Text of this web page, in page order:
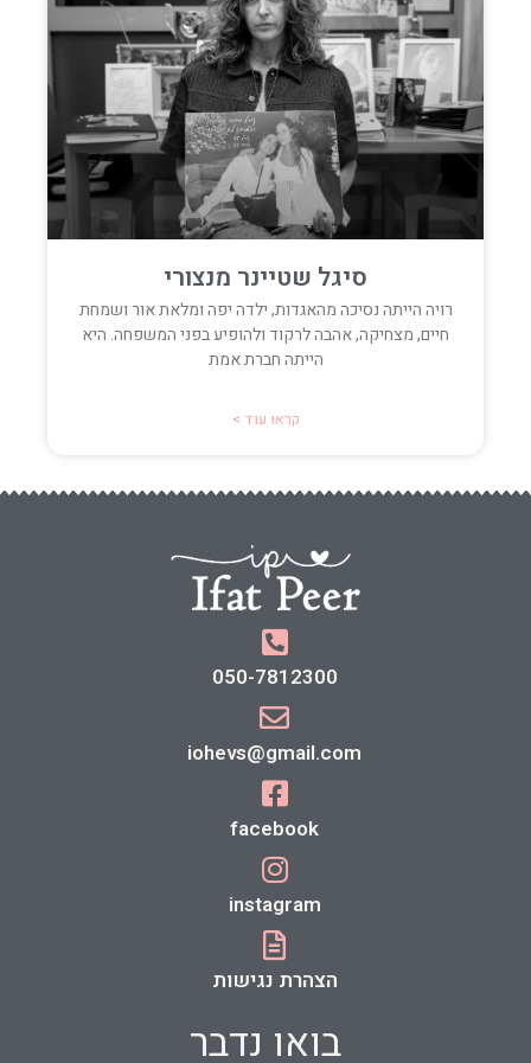
סיגל שטיינר מנצורי
רויה הייתה נסיכה מהאגדות, ילדה יפה ומלאת אור ושמחת
חיים, מצחיקה, אהבה לרקוד ולהופיע בפני המשפחה. היא
הייתה חברת אמת
קראו עוד >
050-7812300
iohevs@gmail.com
facebook
instagram
הצהרת נגישות
בואו נדבר